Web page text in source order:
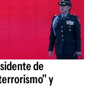
de
y